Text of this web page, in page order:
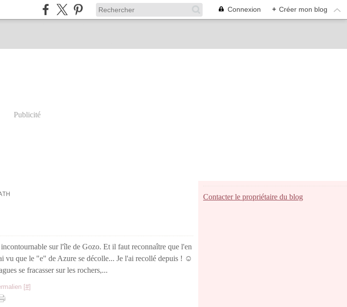
Connexion + Créer mon blog
Publicité
sur l'île de Gozo. Et il faut reconnaître que l'en
vu que le "e" de Azure se décolle... Je l'ai recollé depuis ! ☺
se fracasser sur les rochers,...
[#]
Contacter le propriétaire du blog